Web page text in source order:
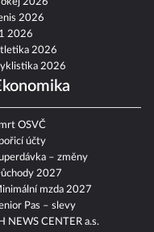
2026
2026
2026
2026
2026
OSVČ
účty
– změny
2027
mzda 2027
Pas – slevy
NEWS CENTER a.s.